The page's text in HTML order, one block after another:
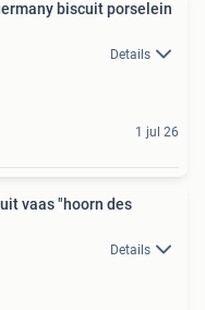
biscuit porselein
Details
1 jul 26
"hoorn des
Details